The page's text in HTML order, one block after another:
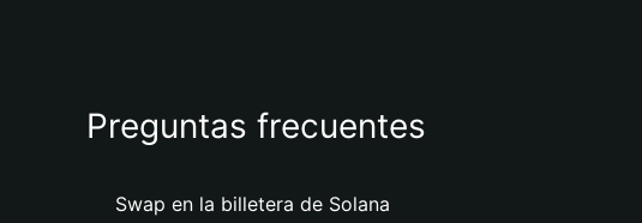
Preguntas frecuentes
Swap en la billetera de Solana